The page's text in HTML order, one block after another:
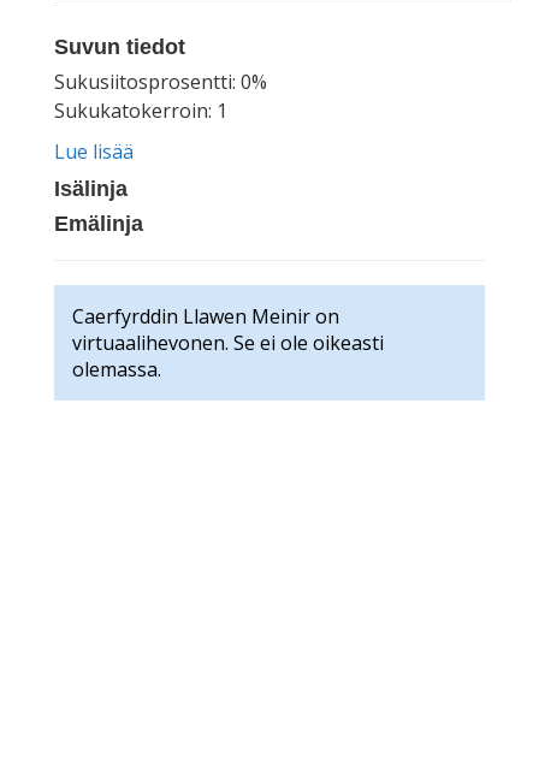
Suvun tiedot
Sukusiitosprosentti: 0%
Sukukatokerroin: 1
Lue lisää
Isälinja
Emälinja
Caerfyrddin Llawen Meinir on
virtuaalihevonen. Se ei ole oikeasti
olemassa.